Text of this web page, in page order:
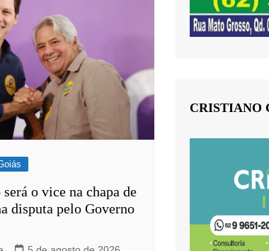
o vice na chapa de
disputa pelo Governo
CRISTIANO